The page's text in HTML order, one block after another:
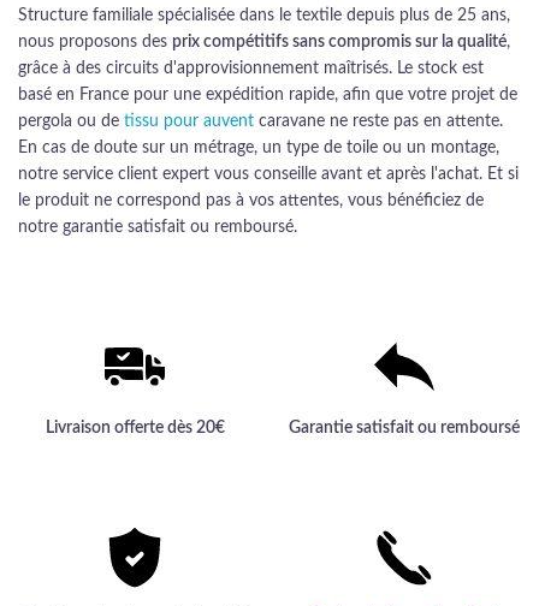
Structure familiale spécialisée dans le textile depuis plus de 25 ans,
nous proposons des prix compétitifs sans compromis sur la qualité,
grâce à des circuits d'approvisionnement maîtrisés. Le stock est
basé en France pour une expédition rapide, afin que votre projet de
pergola ou de tissu pour auvent caravane ne reste pas en attente.
En cas de doute sur un métrage, un type de toile ou un montage,
notre service client expert vous conseille avant et après l'achat. Et si
le produit ne correspond pas à vos attentes, vous bénéficiez de
notre garantie satisfait ou remboursé.
Livraison offerte dès 20€ Garantie satisfait ou remboursé